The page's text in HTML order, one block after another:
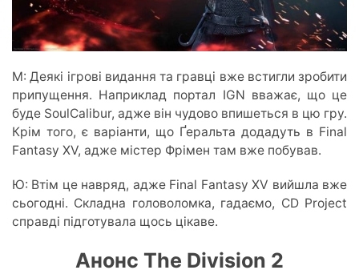
М: Деякі ігрові видання та гравці вже встигли зробити
припущення. Наприклад портал IGN вважає, що це
буде SoulCalibur, адже він чудово впишеться в цю гру.
Крім того, є варіанти, що Ґеральта додадуть в Final
Fantasy XV, адже містер Фрімен там вже побував.
Ю: Втім це навряд, адже Final Fantasy XV вийшла вже
сьогодні. Складна головоломка, гадаємо, CD Project
справді підготувала щось цікаве.
Анонс The Division 2